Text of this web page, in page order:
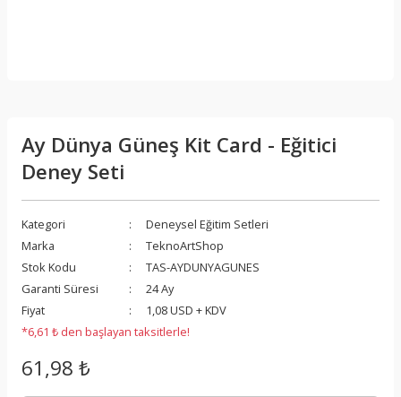
Ay Dünya Güneş Kit Card - Eğitici
Deney Seti
Kategori
Deneysel Eğitim Setleri
Marka
TeknoArtShop
Stok Kodu
TAS-AYDUNYAGUNES
Garanti Süresi
24 Ay
Fiyat
1,08 USD + KDV
*6,61 ₺ den başlayan taksitlerle!
61,98 ₺